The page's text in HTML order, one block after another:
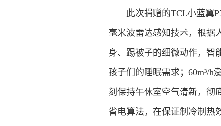
此次捐赠的TCL小蓝翼P7
毫米波雷达感知技术，根据
身、踢被子的细微动作，智
孩子们的睡眠需求；60m³/h
刻保持午休室空气清新，彻
省电算法，在保证制冷制热